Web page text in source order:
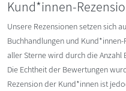
Kund*innen-
Unsere Rezensionen setzen sich
Buchhandlungen und
aller Sterne wird durch die Anzahl
Die Echtheit der Bewertungen
Rezension der Kund*innen ist